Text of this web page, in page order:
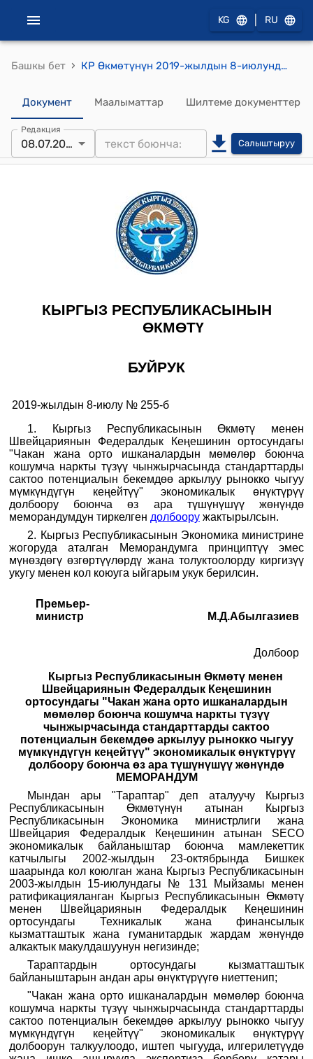
KG RU
Башкы бет › КР Өкмөтүнүн 2019-жылдын 8-июлундагы № 255-б (Кыргыз Республикасынын Өкмөтү менен Швейцариянын Федералдык Кеңешинин ортосундагы "Чакан жана орто ишканалардын мөмөлөр боюнча кошумча наркты түзүү чынжырчасында стандарттарды сактоо потенциалын бекемдөө аркылуу рынокко чыгуу мүмкүндүгүн кеңейтүү" экономикалык өнүктүрүү долбоору боюнча өз ара түшүнүшүү жөнүндө меморандумдун тиркелген долбоору жактыруу жөнүндө) буйругу
Документ Маалыматтар Шилтеме документтер
Редакция
08.07.2019 Салыштыруу